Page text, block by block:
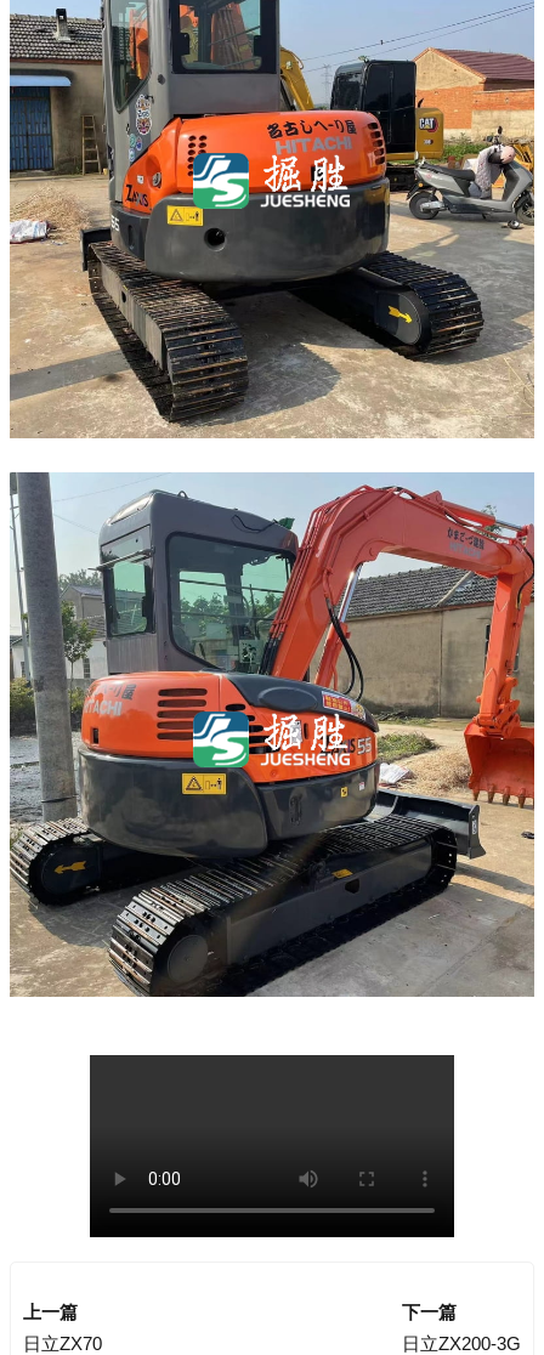
上一篇
日立ZX70
下一篇
日立ZX200-3G